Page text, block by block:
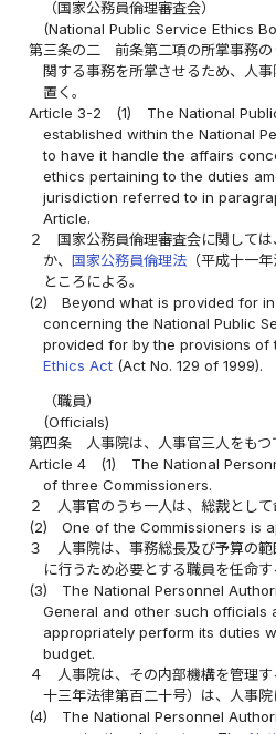
（国家公務員倫理審査会）
(National Public Service Ethics
第三条の二
前条第二項の所掌事務
関する事務を所掌させるため、人
置く。
Article 3-2
(1)
The National
established within the National
to have it handle the affairs
ethics pertaining to the duties
jurisdiction referred to in
Article.
２
国家公務員倫理審査会に関して
か、国家公務員倫理法 （平成十一
ところによる。
(2)
Beyond what is provided for
concerning the National Public
provided for by the provisions
Ethics Act (Act No. 129 of 1999).
（職員）
(Officials)
第四条
人事院は、人事官三人をもつ
Article 4
(1)
The National
of three Commissioners.
２
人事官のうち一人は、総裁として
(2)
One of the Commissioners is
３
人事院は、事務総長及び予算の
に行うため必要とする職員を任命す
(3)
The National Personnel
General and other such officials
appropriately perform its duties
budget.
４
人事院は、その内部機構を管理
十三年法律第百二十号）は、人事院
(4)
The National Personnel